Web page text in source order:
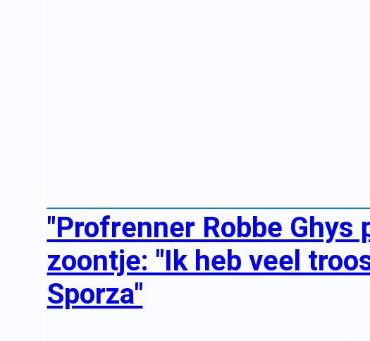
"Profrenner Robbe Ghys
zoontje: "Ik heb veel
Sporza"